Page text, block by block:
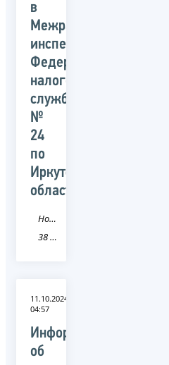
в
Межрайонной
инспекции
Федеральной
налоговой
службы
№
24
по
Иркутской
области
Новость
38 Иркутская область
11.10.2024
04:57
Информация
об